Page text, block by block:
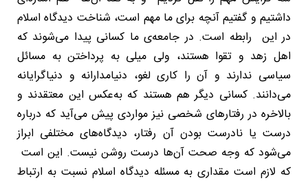
داشتیم و گفتیم آنچه برای ما مهم است، شناخت دیدگاه اسلام
در این رابطه است. در جامعه‌ی ما کسانی پیدا می‌شوند که
اهل زهد و تقوا هستند، ولی میلی به پرداختن به مسائل
سیاسی ندارند و آن را کاری لغو، دنیامدارانه و دنیاگرایانه
می‌دانند. کسانی دیگر هم هستند که به‌عکس این معتقدند و
بالاخره در رفتارهای شخصی نیز مواردی پیش می‌آید که درباره
درست یا نادرست بودن آن رفتار، دیدگاه‌های مختلفی ابراز
می‌شود که وجه صحت آن‌ها درست روشن نیست. این است
که لازم است مقداری به مسئله دیدگاه اسلام نسبت به ارتباط